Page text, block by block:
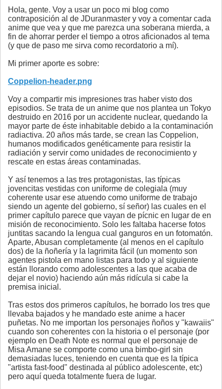
Hola, gente. Voy a usar un poco mi blog como
contraposición al de JDuranmaster y voy a comentar cada
anime que vea y que me parezca una soberana mierda, a
fin de ahorrar perder el tiempo a otros aficionados al tema
(y que de paso me sirva como recordatorio a mí).
Mi primer aporte es sobre:
Coppelion-header.png
Voy a compartir mis impresiones tras haber visto dos
episodios. Se trata de un anime que nos plantea un Tokyo
destruido en 2016 por un accidente nuclear, quedando la
mayor parte de éste inhabitable debido a la contaminación
radiactiva. 20 años más tarde, se crean las Coppelion,
humanos modificados genéticamente para resistir la
radiación y servir como unidades de reconocimiento y
rescate en estas áreas contaminadas.
Y así tenemos a las tres protagonistas, las típicas
jovencitas vestidas con uniforme de colegiala (muy
coherente usar ese atuendo como uniforme de trabajo
siendo un agente del gobierno, sí señor) las cuales en el
primer capítulo parece que vayan de pícnic en lugar de en
misión de reconocimiento. Solo les faltaba hacerse fotos
juntitas sacando la lengua cual ganguros en un fotomatón.
Aparte, Abusan completamente (al menos en el capítulo
dos) de la ñoñería y la lagrimita fácil (un momento son
agentes pistola en mano listas para todo y al siguiente
están llorando como adolescentes a las que acaba de
dejar el novio) haciendo aún más ridícula si cabe la
premisa inicial.
Tras estos dos primeros capítulos, he borrado los tres que
llevaba bajados y he mandado este anime a hacer
puñetas. No me importan los personajes ñoños y "kawaiis"
cuando son coherentes con la historia o el personaje (por
ejemplo en Death Note es normal que el personaje de
Misa Amane se comporte como una bimbo-girl sin
demasiadas luces, teniendo en cuenta que es la típica
"artista fast-food" destinada al público adolescente, etc)
pero aquí queda totalmente fuera de lugar.